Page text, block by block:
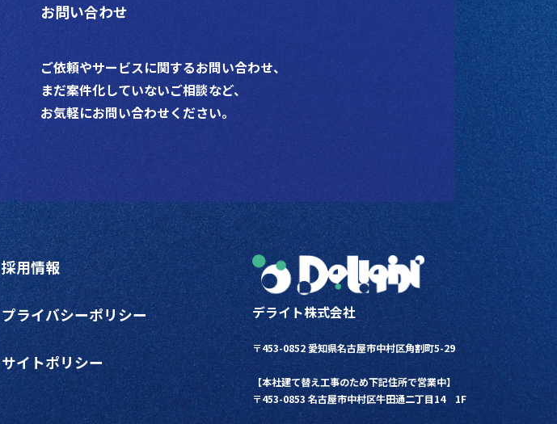
お問い合わせ
ご依頼やサービスに関するお問い合わせ、
まだ案件化していないご相談など、
お気軽にお問い合わせください。
採用情報
プライバシーポリシー
サイトポリシー
デライト株式会社
〒453-0852 愛知県名古屋市中村区角割町5-29
【本社建て替え工事のため下記住所で営業中】
〒453-0853 名古屋市中村区牛田通二丁目14 1F